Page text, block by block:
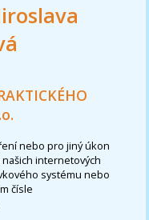
nebo pro jiný úkon
internetových
systému nebo
čísle